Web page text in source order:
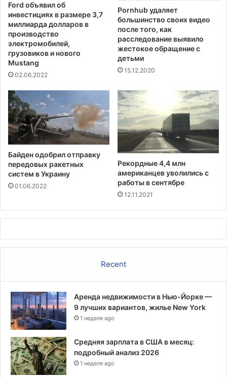
о
е
л
я
с
н
ж
е
н
и
я
ц
е
н
н
а
н
г
л
б
ы
с
е
ь
я
м
н
е
е
0
р
о
в
з
а
р
е
б
Ford объявил об
инвестициях в размере 3,7
миллиарда долларов в
производство
электромобилей,
грузовиков и нового
Mustang
02.06.2022
Pornhub удаляет
большинство своих видео
после того, как
расследование выявило
жестокое обращение с
детьми
15.12.2020
Байден одобрил отправку
передовых ракетных
систем в Украину
01.06.2022
Рекордные 4,4 млн
американцев уволились с
работы в сентябре
12.11.2021
Recent
Аренда недвижимости в Нью-Йорке —
9 лучших вариантов, жилье New York
1 неделя ago
Средняя зарплата в США в месяц:
подробный анализ 2026
1 неделя ago